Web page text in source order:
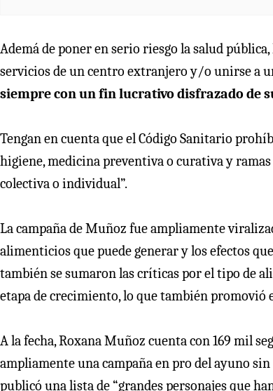
Ademá de poner en serio riesgo la salud
servicios de un centro extranjero y/o unirse a
siempre con un fin lucrativo disfrazado de
Tengan en cuenta que el Código Sanitario
higiene, medicina preventiva o curativa y
colectiva o individual”.
La campaña de Muñoz fue ampliamente
alimenticios que puede generar y los efectos
también se sumaron las críticas por el tipo de
etapa de crecimiento, lo que también promovió
A la fecha, Roxana Muñoz cuenta con 169 mil
ampliamente una campaña en pro del ayuno
publicó una lista de “grandes personajes que